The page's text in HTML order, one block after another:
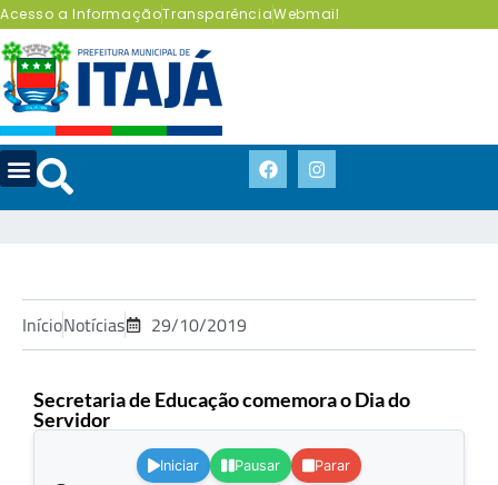
Acesso a InformaçãoTransparênciaWebmail
InícioNotícias 29/10/2019
Secretaria de Educação comemora o Dia do
Servidor.
Iniciar Pausar Parar